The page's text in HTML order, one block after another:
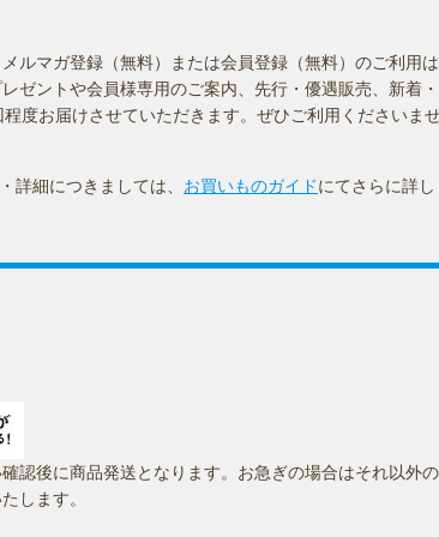
ルマガ登録（無料）または会員登録（無料）のご利用
ゼントや会員様専用のご案内、先行・優遇販売、新着
度お届けさせていただきます。ぜひご利用くださいま
詳細につきましては、 お買いものガイドにてさらに詳
認後に商品発送となります。お急ぎの場合はそれ以外
します。